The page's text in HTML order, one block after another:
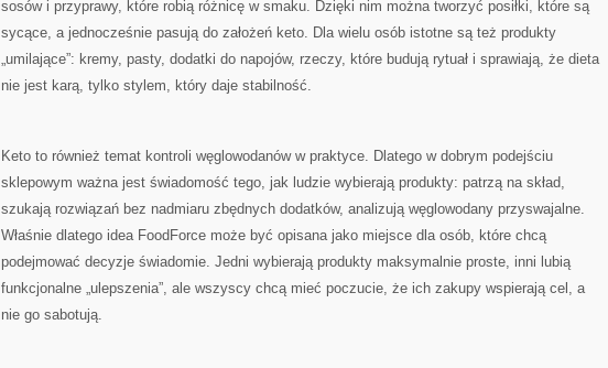
sosów i przyprawy, które robią różnicę w smaku. Dzięki nim można tworzyć posiłki, które są
sycące, a jednocześnie pasują do założeń keto. Dla wielu osób istotne są też produkty
„umilające”: kremy, pasty, dodatki do napojów, rzeczy, które budują rytuał i sprawiają, że dieta
nie jest karą, tylko stylem, który daje stabilność.
Keto to również temat kontroli węglowodanów w praktyce. Dlatego w dobrym podejściu
sklepowym ważna jest świadomość tego, jak ludzie wybierają produkty: patrzą na skład,
szukają rozwiązań bez nadmiaru zbędnych dodatków, analizują węglowodany przyswajalne.
Właśnie dlatego idea FoodForce może być opisana jako miejsce dla osób, które chcą
podejmować decyzje świadomie. Jedni wybierają produkty maksymalnie proste, inni lubią
funkcjonalne „ulepszenia”, ale wszyscy chcą mieć poczucie, że ich zakupy wspierają cel, a
nie go sabotują.